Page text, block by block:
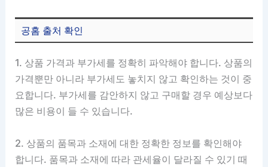
공홈 출처 확인
1. 상품 가격과 부가세를 정확히 파악해야 합니다. 상품의
가격뿐만 아니라 부가세도 놓치지 않고 확인하는 것이 중
요합니다. 부가세를 감안하지 않고 구매할 경우 예상보다
많은 비용이 들 수 있습니다.
2. 상품의 품목과 소재에 대한 정확한 정보를 확인해야
합니다. 품목과 소재에 따라 관세율이 달라질 수 있기 때